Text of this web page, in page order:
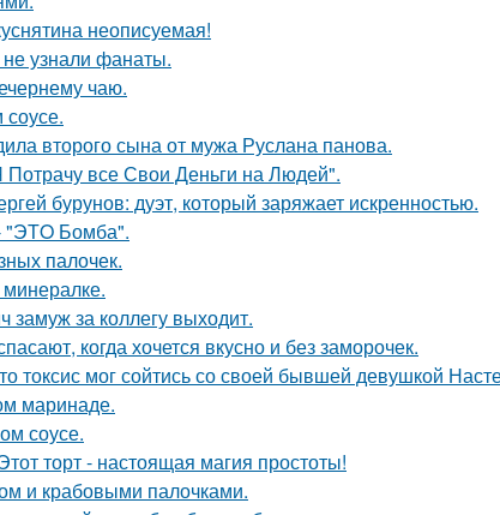
неописуемая!
узнали фанаты.
чаю.
второго сына от мужа Руслана панова.
Потрачу все Свои Деньги на Людей".
бурунов: дуэт, который заряжает искренностью.
"ЭТO Бомба".
палочек.
замуж за коллегу выходит.
когда хочется вкусно и без заморочек.
токсис мог сойтись со своей бывшей девушкой
маринаде.
соусе.
торт - настоящая магия простоты!
и крабовыми палочками.